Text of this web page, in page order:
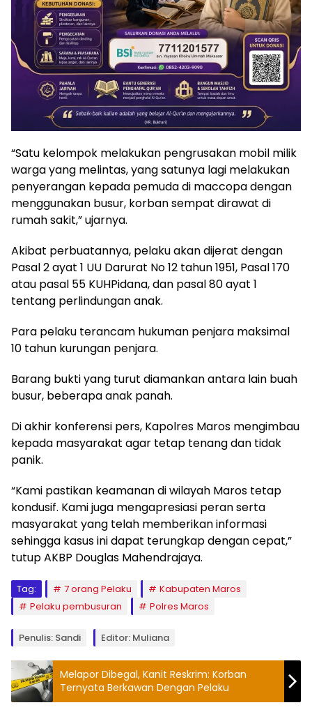
“Satu kelompok melakukan pengrusakan mobil milik
warga yang melintas, yang satunya lagi melakukan
penyerangan kepada pemuda di maccopa dengan
menggunakan busur, korban sempat dirawat di
rumah sakit,” ujarnya.
Akibat perbuatannya, pelaku akan dijerat dengan
Pasal 2 ayat 1 UU Darurat No 12 tahun 1951, Pasal 170
atau pasal 55 KUHPidana, dan pasal 80 ayat 1
tentang perlindungan anak.
Para pelaku terancam hukuman penjara maksimal
10 tahun kurungan penjara.
Barang bukti yang turut diamankan antara lain buah
busur, beberapa anak panah.
Di akhir konferensi pers, Kapolres Maros mengimbau
kepada masyarakat agar tetap tenang dan tidak
panik.
“Kami pastikan keamanan di wilayah Maros tetap
kondusif. Kami juga mengapresiasi peran serta
masyarakat yang telah memberikan informasi
sehingga kasus ini dapat terungkap dengan cepat,”
tutup AKBP Douglas Mahendrajaya.
Tag: 7 orang Pelaku
Kabupaten Maros
Pelaku pembusuran
Polres Maros
Penulis: Sandi Editor: Muliana
Melapor Dibegal, Kanit Reskrim: Korban
Ternyata Berkawan Dengan Pelaku